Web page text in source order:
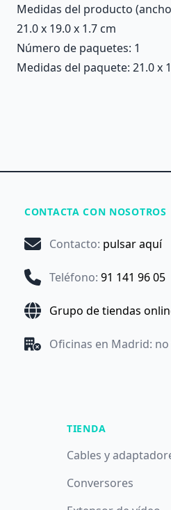
Medidas del producto
21.0 x 19.0 x 1.7 cm
Número de paquetes: 1
Medidas del paquete: 21.0 x
CONTACTA CON NOSOTROS
Contacto: pulsar aquí
Teléfono: 91 141 96 05
Grupo de tiendas
Oficinas en Madrid:
TIENDA
Cables y
Conversores